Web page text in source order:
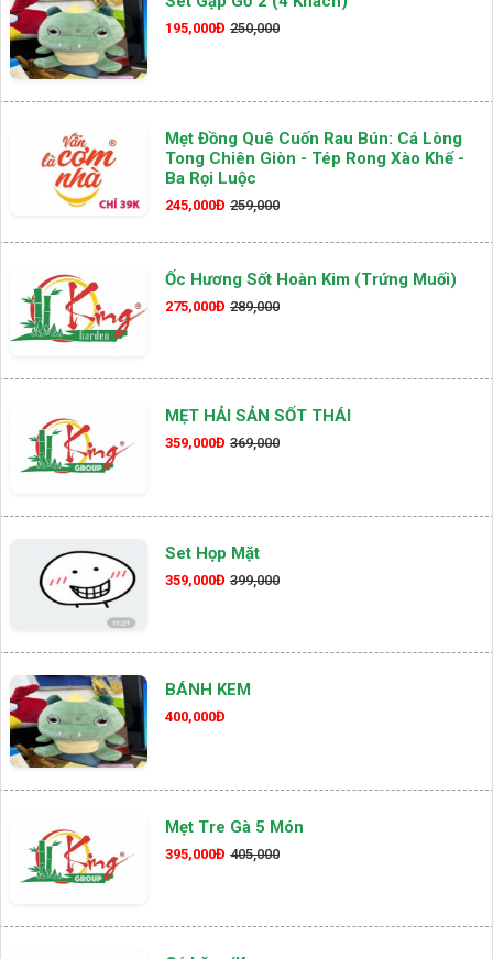
195,000Đ 250,000
Mẹt Đồng Quê Cuốn Rau Bún: Cá Lòng
Tong Chiên Giòn - Tép Rong Xào Khế -
Ba Rọi Luộc
245,000Đ 259,000
Ốc Hương Sốt Hoàn Kim (Trứng Muối)
275,000Đ 289,000
MẸT HẢI SẢN SỐT THÁI
359,000Đ 369,000
Set Họp Mặt
359,000Đ 399,000
BÁNH KEM
400,000Đ
Mẹt Tre Gà 5 Món
395,000Đ 405,000